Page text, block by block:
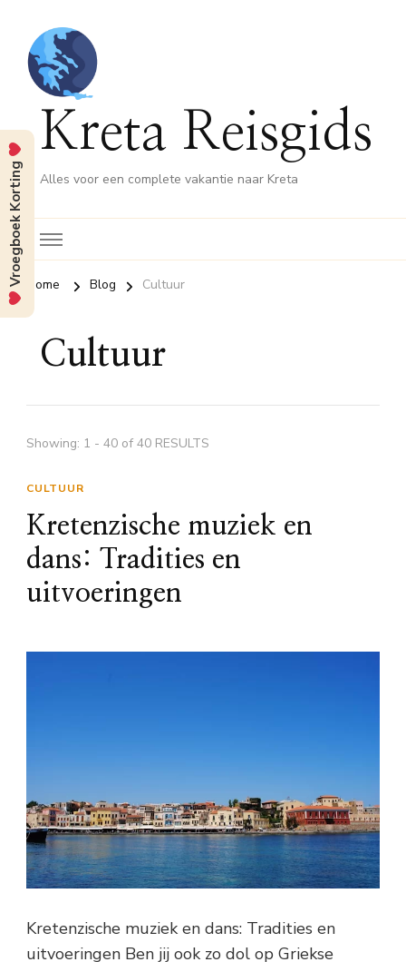
Kreta Reisgids
Alles voor een complete vakantie naar Kreta
Home Blog Cultuur
Cultuur
Showing: 1 - 40 of 40 RESULTS
CULTUUR
Kretenzische muziek en
dans: Tradities en
uitvoeringen
Kretenzische muziek en dans: Tradities en
uitvoeringen Ben jij ook zo dol op Griekse
Vroegboek Korting